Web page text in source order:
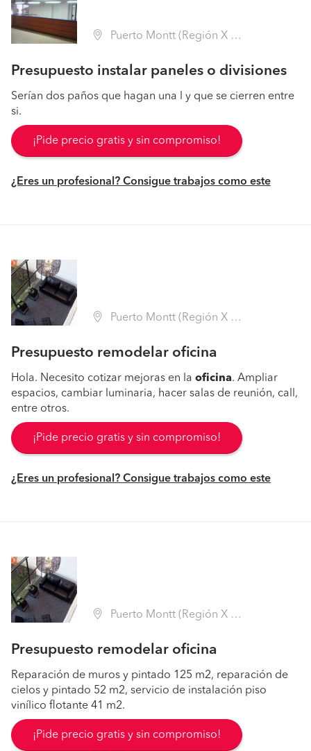
Puerto Montt (Región X Los Lagos - Llanquihue)
Presupuesto instalar paneles o divisiones
Serían dos paños que hagan una l y que se cierren entre
si.
¡Pide precio gratis y sin compromiso!
¿Eres un profesional? Consigue trabajos como este
Puerto Montt (Región X Los Lagos - Llanquihue)
Presupuesto remodelar oficina
Hola. Necesito cotizar mejoras en la oficina. Ampliar
espacios, cambiar luminaria, hacer salas de reunión, call,
entre otros.
¡Pide precio gratis y sin compromiso!
¿Eres un profesional? Consigue trabajos como este
Puerto Montt (Región X Los Lagos - Llanquihue)
Presupuesto remodelar oficina
Reparación de muros y pintado 125 m2, reparación de
cielos y pintado 52 m2, servicio de instalación piso
vinílico flotante 41 m2.
¡Pide precio gratis y sin compromiso!